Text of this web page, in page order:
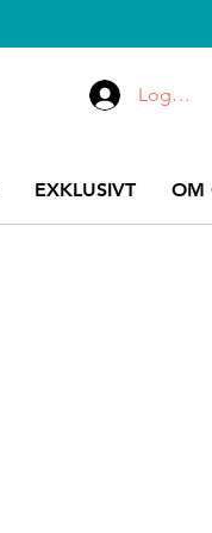
EXKLUSIVT OM
Logga